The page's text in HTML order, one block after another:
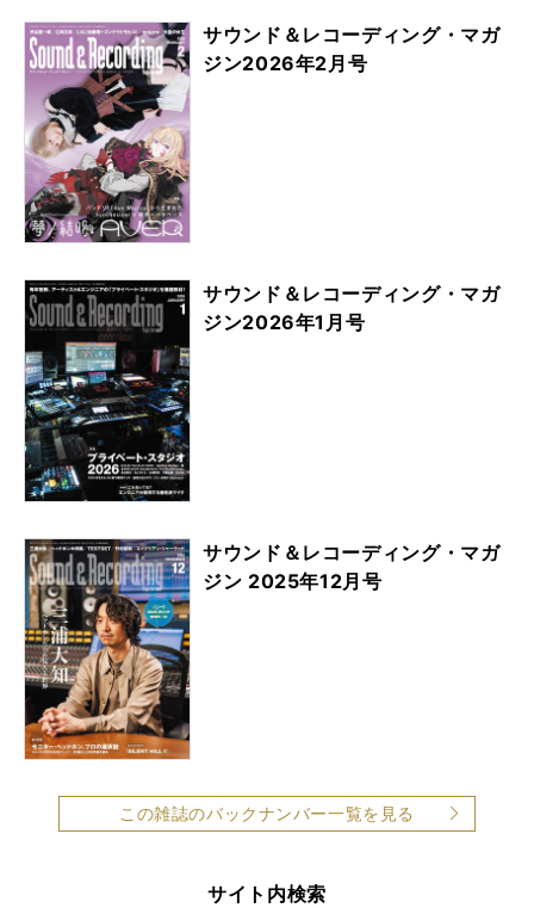
サウンド＆レコーディング・マガ
ジン2026年2月号
サウンド＆レコーディング・マガ
ジン2026年1月号
サウンド＆レコーディング・マガ
ジン 2025年12月号
この雑誌のバックナンバー一覧を見る
サイト内検索